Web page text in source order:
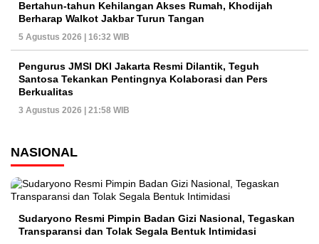
Bertahun-tahun Kehilangan Akses Rumah, Khodijah
Berharap Walkot Jakbar Turun Tangan
5 Agustus 2026 | 16:32 WIB
Pengurus JMSI DKI Jakarta Resmi Dilantik, Teguh
Santosa Tekankan Pentingnya Kolaborasi dan Pers
Berkualitas
3 Agustus 2026 | 21:58 WIB
NASIONAL
Sudaryono Resmi Pimpin Badan Gizi Nasional, Tegaskan
Transparansi dan Tolak Segala Bentuk Intimidasi